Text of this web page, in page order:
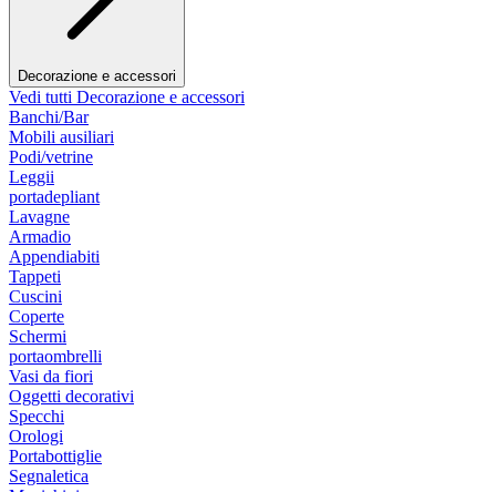
Decorazione e accessori
Vedi tutti Decorazione e accessori
Banchi/Bar
Mobili ausiliari
Podi/vetrine
Leggii
portadepliant
Lavagne
Armadio
Appendiabiti
Tappeti
Cuscini
Coperte
Schermi
portaombrelli
Vasi da fiori
Oggetti decorativi
Specchi
Orologi
Portabottiglie
Segnaletica